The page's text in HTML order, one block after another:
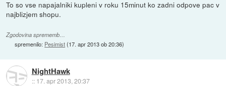
To so vse napajalniki kupleni v roku 15minut ko zadni odpove pac v
najblizjem shopu.
Zgodovina sprememb…
spremenilo: Pesimist(17. apr 2013 ob 20:36)
NightHawk
:: 17. apr 2013, 20:37